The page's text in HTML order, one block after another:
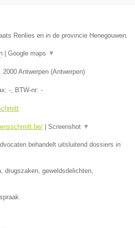
Renlies en in de provincie Henegouwen.
Google maps ▼
, 2000 Antwerpen (Antwerpen)
-, BTW-nr: -
Screenshot ▼
behandelt uitsluitend dossiers in
drugszaken, geweldsdelichten,